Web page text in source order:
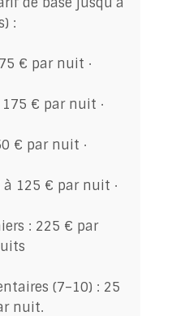
:
€ par nuit ·
€ par nuit ·
€ par nuit ·
à 125 € par nuit ·
: 225 € par
(7–10) : 25
nuit.